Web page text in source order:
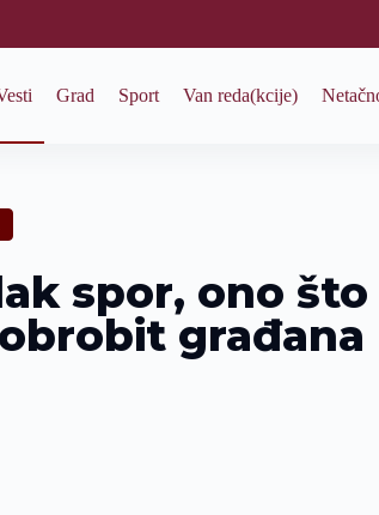
Grad Sport Van reda(kcije)
spor, ono što
građana